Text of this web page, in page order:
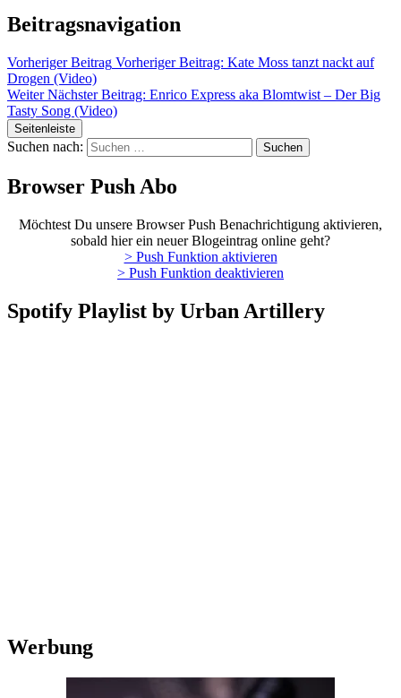
Beitragsnavigation
Vorheriger Beitrag Vorheriger Beitrag: Kate Moss tanzt nackt auf
Drogen (Video)
Weiter Nächster Beitrag: Enrico Express aka Blomtwist – Der Big
Tasty Song (Video)
Seitenleiste
Suchen nach:
Browser Push Abo
Möchtest Du unsere Browser Push Benachrichtigung aktivieren,
sobald hier ein neuer Blogeintrag online geht?
> Push Funktion aktivieren
> Push Funktion deaktivieren
Spotify Playlist by Urban Artillery
Werbung